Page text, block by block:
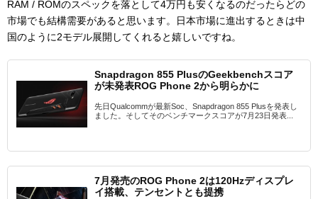
RAM / ROMのスペックを落として4万円も安くなるのだったらどの
市場でも結構需要があると思います。日本市場に進出するときは中
国のように2モデル展開してくれると嬉しいですね。
Snapdragon 855 PlusのGeekbenchスコア
が未発表ROG Phone 2から明らかに
先日Qualcommが最新Soc、Snapdragon 855 Plusを発表し
ました。そしてそのベンチマークスコアが7月23日発表...
7月発売のROG Phone 2は120Hzディスプレ
イ搭載、テンセントとも提携